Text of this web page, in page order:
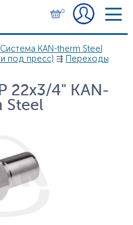
0
Система KAN-therm Steel
под пресс) ⇶ Переходы
22х3/4" KAN-
Steel